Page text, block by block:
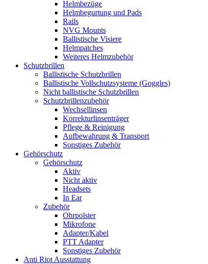
Helmbezüge
Helmbegurtung und Pads
Rails
NVG Mounts
Ballistische Visiere
Helmpatches
Weiteres Helmzubehör
Schutzbrillen
Ballistische Schutzbrillen
Ballistische Vollschutzsysteme (Goggles)
Nicht ballistische Schutzbrillen
Schutzbrillenzubehör
Wechsellinsen
Korrekturlinsenträger
Pflege & Reinigung
Aufbewahrung & Transport
Sonstiges Zubehör
Gehörschutz
Gehörschutz
Aktiv
Nicht aktiv
Headsets
In Ear
Zubehör
Ohrpolster
Mikrofone
Adapter/Kabel
PTT Adapter
Sonstiges Zubehör
Anti Riot Ausstattung